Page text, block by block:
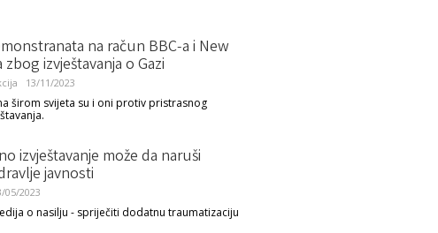
na račun BBC-a i New
izvještavanja o Gazi
13/11/2023
širom svijeta su i oni protiv pristrasnog
izvještavanje može da naruši
javnosti
05/2023
o nasilju - spriječiti dodatnu traumatizaciju